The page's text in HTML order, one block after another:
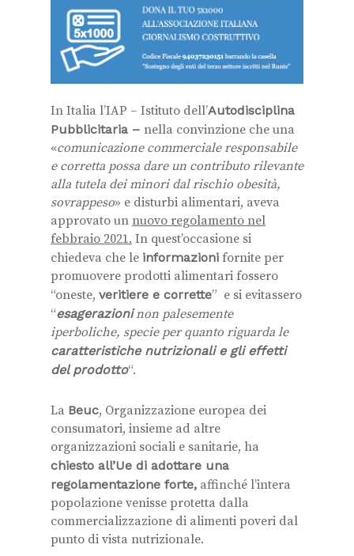
In Italia l’IAP – Istituto dell’Autodisciplina
Pubblicitaria – nella convinzione che una
«comunicazione commerciale responsabile
e corretta possa dare un contributo rilevante
alla tutela dei minori dal rischio obesità,
sovrappeso» e disturbi alimentari, aveva
approvato un nuovo regolamento nel
febbraio 2021. In quest’occasione si
chiedeva che le informazioni fornite per
promuovere prodotti alimentari fossero
“oneste, veritiere e corrette” e si evitassero
“esagerazioni non palesemente
iperboliche, specie per quanto riguarda le
caratteristiche nutrizionali e gli effetti
del prodotto“.
La Beuc, Organizzazione europea dei
consumatori, insieme ad altre
organizzazioni sociali e sanitarie, ha
chiesto all’Ue di adottare una
regolamentazione forte, affinché l’intera
popolazione venisse protetta dalla
commercializzazione di alimenti poveri dal
punto di vista nutrizionale.